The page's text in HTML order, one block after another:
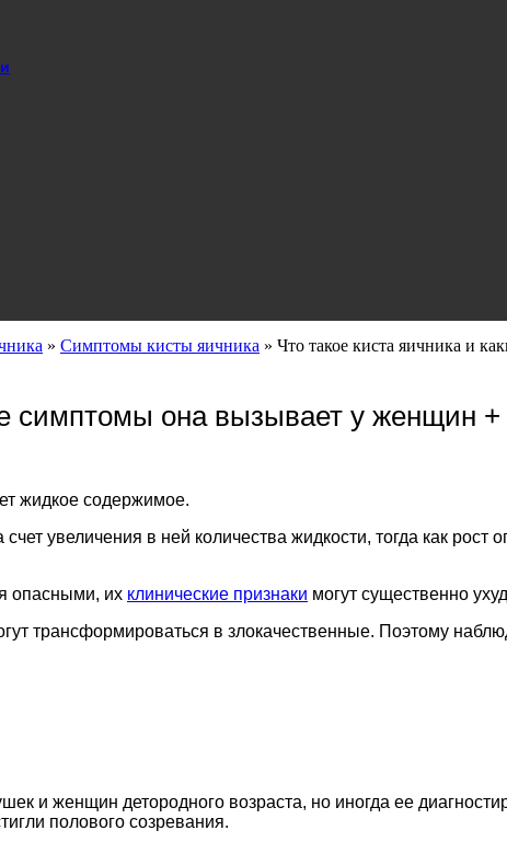
» Симптомы кисты яичника » Что такое киста яичника и
симптомы она вызывает у женщин
жидкое содержимое.
увеличения в ней количества жидкости, тогда как рост
опасными, их клинические признаки могут существенно
трансформироваться в злокачественные. Поэтому
и женщин детородного возраста, но иногда ее
полового созревания.